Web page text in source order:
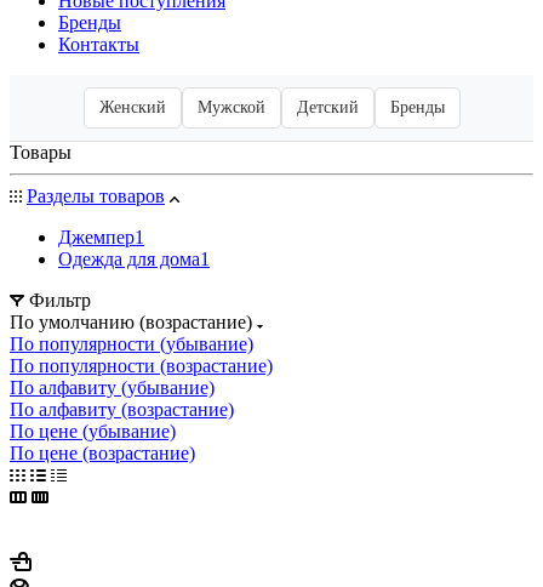
Бренды
Контакты
Женский Мужской Детский Бренды
Товары
Разделы товаров
Джемпер1
Одежда для дома1
Фильтр
По умолчанию (возрастание)
По популярности (убывание)
По популярности (возрастание)
По алфавиту (убывание)
По алфавиту (возрастание)
По цене (убывание)
По цене (возрастание)